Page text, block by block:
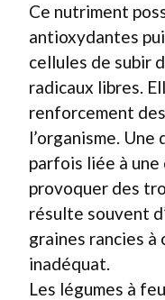
Ce nutriment
antioxydantes
cellules de subir
radicaux libres.
renforcement
l’organisme.
parfois liée à une
provoquer des
résulte souvent
graines rancies à
inadéquat.
Les légumes à